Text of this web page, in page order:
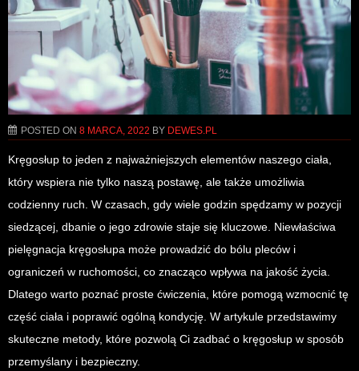
POSTED ON 8 MARCA, 2022 BY DEWES.PL
Kręgosłup to jeden z najważniejszych elementów naszego ciała,
który wspiera nie tylko naszą postawę, ale także umożliwia
codzienny ruch. W czasach, gdy wiele godzin spędzamy w pozycji
siedzącej, dbanie o jego zdrowie staje się kluczowe. Niewłaściwa
pielęgnacja kręgosłupa może prowadzić do bólu pleców i
ograniczeń w ruchomości, co znacząco wpływa na jakość życia.
Dlatego warto poznać proste ćwiczenia, które pomogą wzmocnić tę
część ciała i poprawić ogólną kondycję. W artykule przedstawimy
skuteczne metody, które pozwolą Ci zadbać o kręgosłup w sposób
przemyślany i bezpieczny.